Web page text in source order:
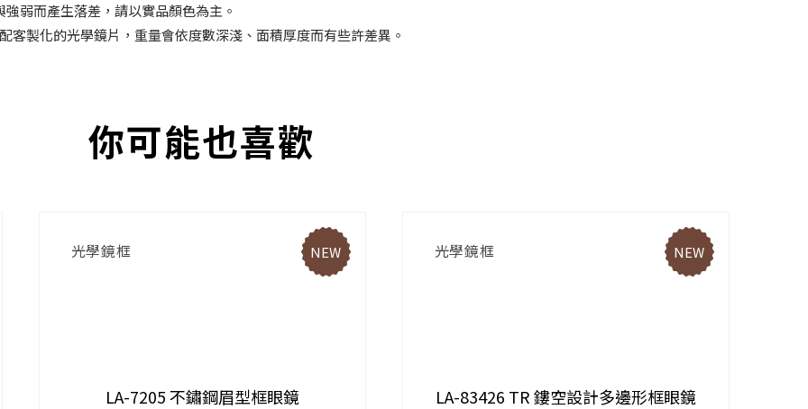
弱而產生落差，請以實品顏色為主。
製化的光學鏡片，重量會依度數深淺、面積厚度而有些許差異。
你可能也喜歡
光學鏡框 NEW
LA-7205 不鏽鋼眉型框眼鏡
光學鏡框 NEW
LA-83426 TR 鏤空設計多邊形框眼鏡